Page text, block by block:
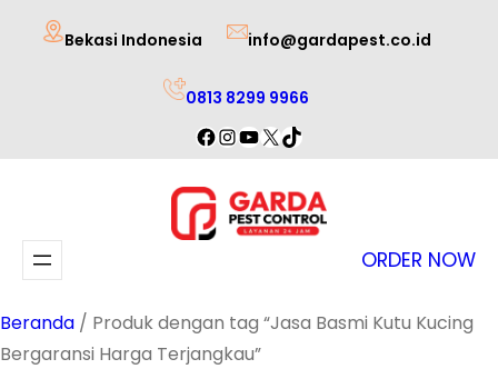
Lewati
Bekasi Indonesia info@gardapest.co.id
0813 8299 9966
Facebook
Instagram
YouTube
X TikTok
ORDER NOW
Beranda / Produk dengan tag “Jasa Basmi Kutu Kucing
Bergaransi Harga Terjangkau”